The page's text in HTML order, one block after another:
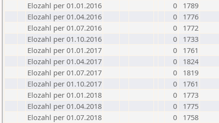
Elozahl per 01.01.2016
0
1789
Elozahl per 01.04.2016
0
1776
Elozahl per 01.07.2016
0
1772
Elozahl per 01.10.2016
0
1733
Elozahl per 01.01.2017
0
1761
Elozahl per 01.04.2017
0
1824
Elozahl per 01.07.2017
0
1819
Elozahl per 01.10.2017
0
1761
Elozahl per 01.01.2018
0
1773
Elozahl per 01.04.2018
0
1775
Elozahl per 01.07.2018
0
1758